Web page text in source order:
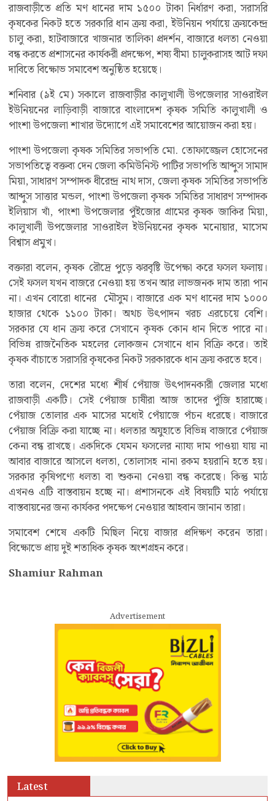
রাজবাড়ীতে প্রতি মণ ধানের দাম ১৫০০ টাকা নির্ধারণ করা, সরাসরি
কৃষকের নিকট হতে সরকারি ধান ক্রয় করা, ইউনিয়ন পর্যায়ে ক্রয়কেন্দ্র
চালু করা, হাটবাজারে খাজনার তালিকা প্রদর্শন, বাজারে ধলতা নেওয়া
বন্ধ করতে প্রশাসনের কার্যকরী প্রদক্ষেপ, শষ্য বীমা চালুকরাসহ আট দফা
দাবিতে বিক্ষোভ সমাবেশ অনুষ্ঠিত হয়েছে।
শনিবার (৯ই মে) সকালে রাজবাড়ীর কালুখালী উপজেলার সাওরাইল
ইউনিয়নের লাড়িবাড়ী বাজারে বাংলাদেশ কৃষক সমিতি কালুখালী ও
পাংশা উপজেলা শাখার উদ্যোগে এই সমাবেশের আয়োজন করা হয়।
পাংশা উপজেলা কৃষক সমিতির সভাপতি মো. তোফাজ্জেল হোসেনের
সভাপতিত্বে বক্তব্য দেন জেলা কমিউনিস্ট পাটির সভাপতি আব্দুস সামাদ
মিয়া, সাধারণ সম্পাদক ধীরেন্দ্র নাথ দাস, জেলা কৃষক সমিতির সভাপতি
আব্দুস সাত্তার মন্ডল, পাংশা উপজেলা কৃষক সমিতির সাধারণ সম্পাদক
ইলিয়াস খাঁ, পাংশা উপজেলার পুঁইজোর গ্রামের কৃষক জাকির মিয়া,
কালুখালী উপজেলার সাওরাইল ইউনিয়নের কৃষক মনোয়ার, মাসেম
বিশ্বাস প্রমুখ।
বক্তারা বলেন, কৃষক রৌদ্রে পুড়ে ঝরবৃষ্টি উপেক্ষা করে ফসল ফলায়।
সেই ফসল যখন বাজরে নেওয়া হয় তখন আর লাভজনক দাম তারা পান
না। এখন বোরো ধানের মৌসুম। বাজারে এক মণ ধানের দাম ১০০০
হাজার থেকে ১১০০ টাকা। অথচ উৎপাদন খরচ এরচেয়ে বেশি।
সরকার যে ধান ক্রয় করে সেখানে কৃষক কোন ধান দিতে পারে না।
বিভিন্ন রাজনৈতিক মহলের লোকজন সেখানে ধান বিক্রি করে। তাই
কৃষক বাঁচাতে সরাসরি কৃষকের নিকট সরকারকে ধান ক্রয় করতে হবে।
তারা বলেন, দেশের মধ্যে শীর্ষ পেঁয়াজ উৎপাদনকারী জেলার মধ্যে
রাজবাড়ী একটি। সেই পেঁয়াজ চাষীরা আজ তাদের পুঁজি হারাচ্ছে।
পেঁয়াজ তোলার এক মাসের মধ্যেই পেঁয়াজে পঁচন ধরেছে। বাজারে
পেঁয়াজ বিক্রি করা যাচ্ছে না। ধলতার অযুহাতে বিভিন্ন বাজারে পেঁয়াজ
কেনা বন্ধ রাখছে। একদিকে যেমন ফসলের ন্যায্য দাম পাওয়া যায় না
আবার বাজারে আসলে ধলতা, তোলাসহ নানা রকম হয়রানি হতে হয়।
সরকার কৃষিপণ্যে ধলতা বা শুকনা নেওয়া বন্ধ করেছে। কিন্তু মাঠ
এখনও এটি বাস্তবায়ন হচ্ছে না। প্রশাসনকে এই বিষয়টি মাঠ পর্যায়ে
বাস্তবায়নের জন্য কার্যকর পদক্ষেপ নেওয়ার আহবান জানান তারা।
সমাবেশ শেষে একটি মিছিল নিয়ে বাজার প্রদিক্ষণ করেন তারা।
বিক্ষোভে প্রায় দুই শতাধিক কৃষক অংশগ্রহন করে।
Shamiur Rahman
Advertisement
Latest